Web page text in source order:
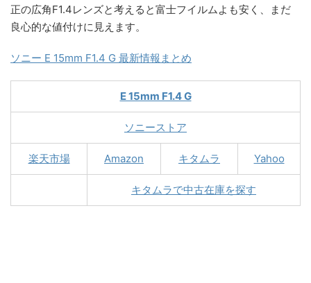
正の広角F1.4レンズと考えると富士フイルムよも安く、まだ
良心的な値付けに見えます。
ソニー E 15mm F1.4 G 最新情報まとめ
E 15mm F1.4 G
ソニーストア
楽天市場 Amazon キタムラ Yahoo
キタムラで中古在庫を探す